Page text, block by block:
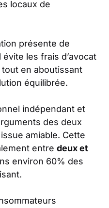
locaux de
présente de
les frais d’avocat
en aboutissant
équilibrée.
indépendant et
des deux
amiable. Cette
entre deux et
environ 60% des